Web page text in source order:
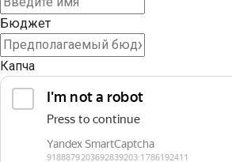
Бюджет
Капча